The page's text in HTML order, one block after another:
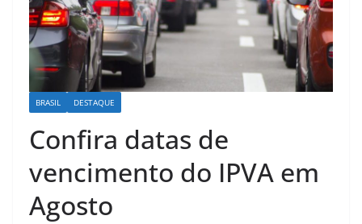
BRASIL DESTAQUE
Confira datas de
vencimento do IPVA em
Agosto